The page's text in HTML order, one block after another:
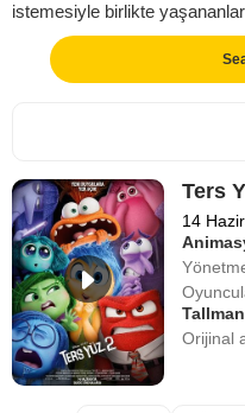
istemesiyle birlikte
Ters
14
Tallman
Orijinal